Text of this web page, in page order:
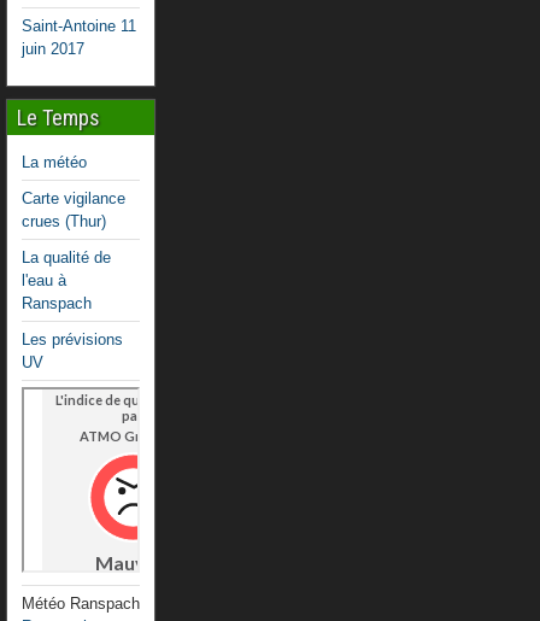
Saint-Antoine 11
juin 2017
Le Temps
La météo
Carte vigilance
crues (Thur)
La qualité de
l'eau à
Ranspach
Les prévisions
UV
Météo Ranspach